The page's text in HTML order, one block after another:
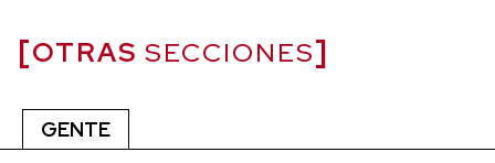
OTRAS SECCIONES
GENTE